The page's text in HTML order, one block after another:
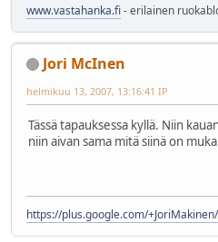
www.vastahanka.fi- erilainen
Jori McInen
helmikuu 13, 2007, 13:16:41 IP
Tässä tapauksessa kyllä. Niin
niin aivan sama mitä siinä on
https://plus.google.com/